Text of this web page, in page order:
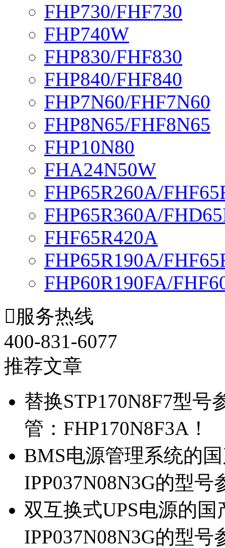
FHP730/FHF730
FHP740W
FHP830/FHF830
FHP840/FHF840
FHP7N60/FHF7N60
FHP8N65/FHF8N65
FHP10N80
FHA24N50W
FHP65R260A/
FHP65R360A/
FHF65R420A
FHP65R190A/
FHP60R190FA/
服务热线
400-831-6077
推荐文章
替换STP170N8F7型
管：FHP170N8F3A！
BMS电源管理系统的
IPP037N08N3G的型号
双互换式UPS电源的
IPP037N08N3G的型号